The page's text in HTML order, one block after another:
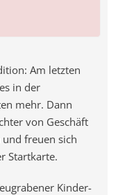
Am letzten
in der
mehr. Dann
von Geschäft
freuen sich
Startkarte.
Kinder-